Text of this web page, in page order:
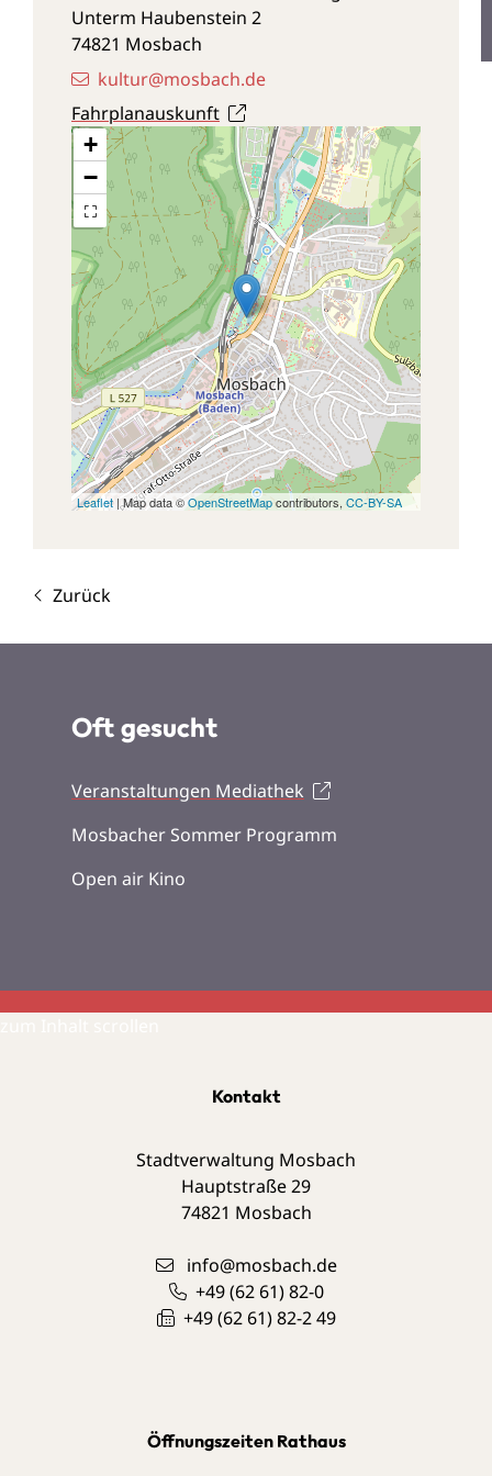
Unterm Haubenstein 2
74821 Mosbach
Fahrplanauskunft
kultur@mosbach.de
+
−
Leaflet | Map data ©OpenStreetMapcontributors, CC-BY-SA
Zurück
Oft gesucht
Veranstaltungen Mediathek
Mosbacher Sommer Programm
Open air Kino
Kontakt
Stadtverwaltung Mosbach
Hauptstraße 29
74821 Mosbach
info@mosbach.de
+49 (62 61) 82-0
+49 (62 61) 82-2 49
Öffnungszeiten Rathaus